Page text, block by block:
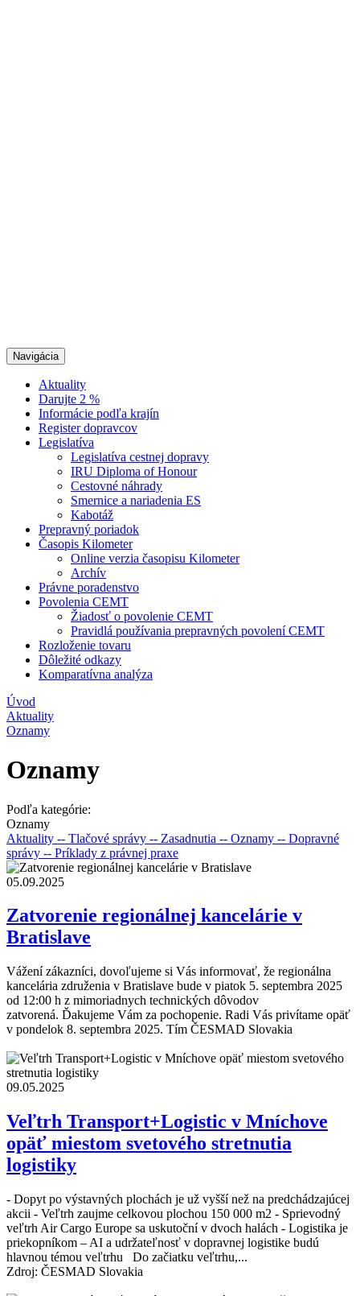
Navigácia
Aktuality
Darujte 2 %
Informácie podľa krajín
Register dopravcov
Legislatíva
Legislatíva cestnej dopravy
IRU Diploma of Honour
Cestovné náhrady
Smernice a nariadenia ES
Kabotáž
Prepravný poriadok
Časopis Kilometer
Online verzia časopisu Kilometer
Archív
Právne poradenstvo
Povolenia CEMT
Žiadosť o povolenie CEMT
Pravidlá používania prepravných povolení CEMT
Rozloženie tovaru
Dôležité odkazy
Komparatívna analýza
Úvod
Aktuality
Oznamy
Oznamy
Podľa kategórie:
Oznamy
Aktuality -- Tlačové správy -- Zasadnutia -- Oznamy -- Dopravné
správy -- Príklady z právnej praxe
05.09.2025
Zatvorenie regionálnej kancelárie v
Bratislave
Vážení zákazníci, dovoľujeme si Vás informovať, že regionálna
kancelária združenia v Bratislave bude v piatok 5. septembra 2025
od 12:00 h z mimoriadnych technických dôvodov
zatvorená. Ďakujeme Vám za pochopenie. Radi Vás privítame opäť
v pondelok 8. septembra 2025. Tím ČESMAD Slovakia
09.05.2025
Veľtrh Transport+Logistic v Mníchove
opäť miestom svetového stretnutia
logistiky
- Dopyt po výstavných plochách je už vyšší než na predchádzajúcej
akcii - Veľtrh zaujme celkovou plochou 150 000 m2 - Sprievodný
veľtrh Air Cargo Europe sa uskutoční v dvoch halách - Logistika je
priekopníkom – AI a udržateľnosť v dopravnej logistike budú
hlavnou témou veľtrhu Do začiatku veľtrhu,...
Zdroj: ČESMAD Slovakia